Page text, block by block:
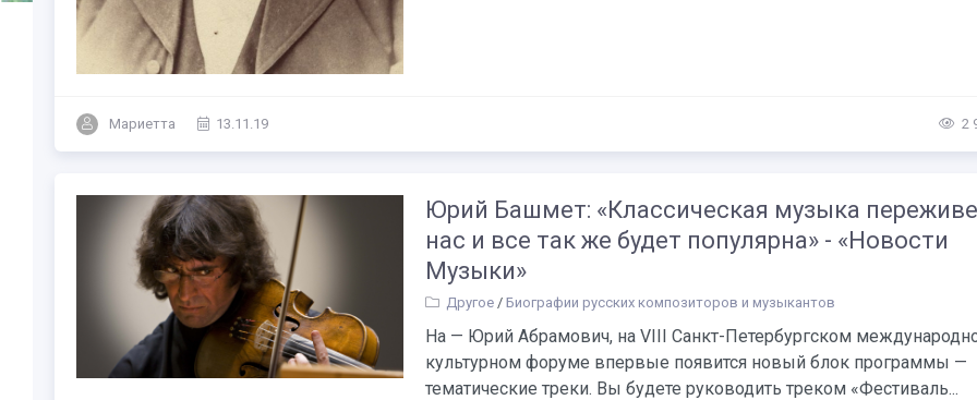
Мариетта 13.11.19 2
Юрий Башмет: «Классическая музыка
нас и все так же будет популярна» - «Новости
Музыки»
Другое / Биографии русских композиторов и музыкантов
На — Юрий Абрамович, на VIII Санкт-Петербургском
культурном форуме впервые появится новый блок программы —
тематические треки. Вы будете руководить треком «Фестиваль...